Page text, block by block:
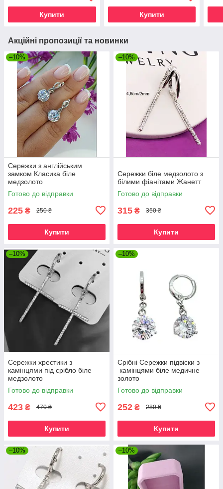
Купити Купити
Акційні пропозиції та новинки
–10%
Сережки з англійським
замком Класика біле
медзолото
Готово до відправки
225 ₴ 250 ₴
Купити
–10%
Сережки біле медзолото з
білими фіанітами Жанетт
Готово до відправки
315 ₴ 350 ₴
Купити
–10%
Сережки хрестики з
камінцями під срібло біле
медзолото
Готово до відправки
423 ₴ 470 ₴
Купити
–10%
Срібні Сережки підвіски з
камінцями біле медичне
золото
Готово до відправки
252 ₴ 280 ₴
Купити
–10% –10%